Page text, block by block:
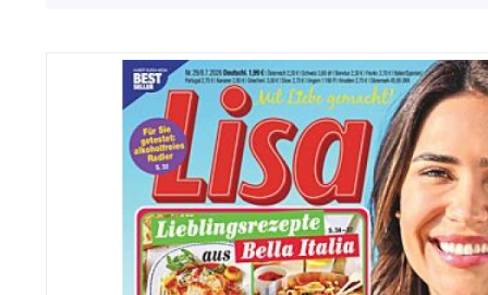
Bildergalerie